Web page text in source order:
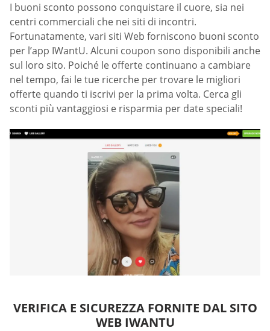
I buoni sconto possono conquistare il cuore, sia nei
centri commerciali che nei siti di incontri.
Fortunatamente, vari siti Web forniscono buoni sconto
per l’app IWantU. Alcuni coupon sono disponibili anche
sul loro sito. Poiché le offerte continuano a cambiare
nel tempo, fai le tue ricerche per trovare le migliori
offerte quando ti iscrivi per la prima volta. Cerca gli
sconti più vantaggiosi e risparmia per date speciali!
VERIFICA E SICUREZZA FORNITE DAL SITO
WEB IWANTU